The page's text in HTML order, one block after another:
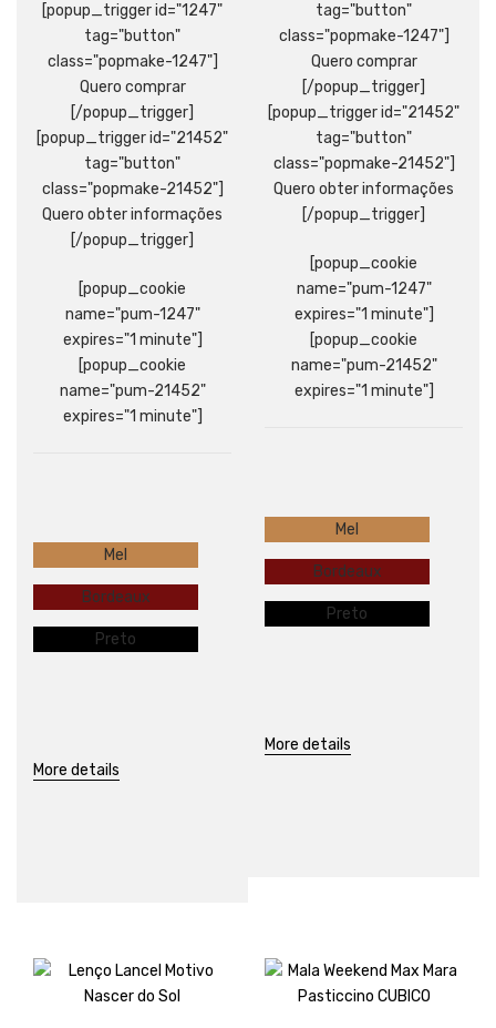
[popup_trigger id="1247"
tag="button"
class="popmake-1247"]
Quero comprar
[/popup_trigger]
[popup_trigger id="21452"
tag="button"
class="popmake-21452"]
Quero obter informações
[/popup_trigger]
[popup_cookie
name="pum-1247"
expires="1 minute"]
[popup_cookie
name="pum-21452"
expires="1 minute"]
Mel
Bordeaux
Preto
More details
tag="button"
class="popmake-1247"]
Quero comprar
[/popup_trigger]
[popup_trigger id="21452"
tag="button"
class="popmake-21452"]
Quero obter informações
[/popup_trigger]
[popup_cookie
name="pum-1247"
expires="1 minute"]
[popup_cookie
name="pum-21452"
expires="1 minute"]
Mel
Bordeaux
Preto
More details